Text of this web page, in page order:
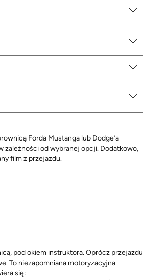
Forda Mustanga lub Dodge’a
zależności od wybranej opcji. Dodatkowo,
film z przejazdu.
pod okiem instruktora. Oprócz przejazdu
To niezapomniana motoryzacyjna
się: